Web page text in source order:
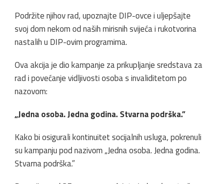
Podržite njihov rad, upoznajte DIP-ovce i uljepšajte
svoj dom nekom od naših mirisnih svijeća i rukotvorina
nastalih u DIP-ovim programima.
Ova akcija je dio kampanje za prikupljanje sredstava za
rad i povećanje vidljivosti osoba s invaliditetom po
nazovom:
„Jedna osoba. Jedna godina. Stvarna podrška.”
Kako bi osigurali kontinuitet socijalnih usluga, pokrenuli
su kampanju pod nazivom „Jedna osoba. Jedna godina.
Stvarna podrška.”